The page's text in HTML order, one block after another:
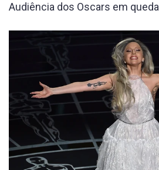
Audiência dos Oscars em queda